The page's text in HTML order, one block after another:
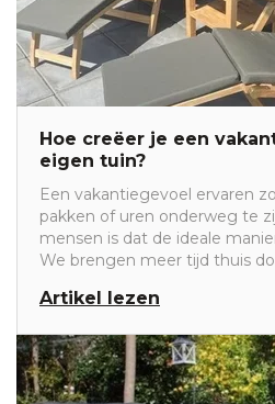
Hoe creëer je een
eigen tuin?
Een vakantiegevoel ervaren
pakken of uren onderweg te
mensen is dat de ideale
We brengen meer tijd thuis
comfort en sfeer
je buitenruimte een plek te
een beetje vakantie beleeft.
Artikel lezen